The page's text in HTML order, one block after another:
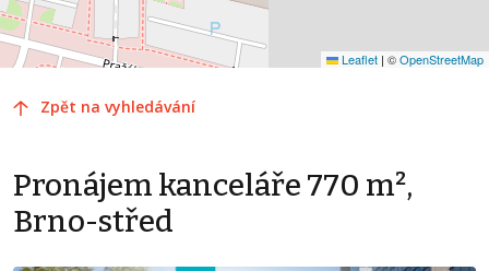
Leaflet | ©OpenStreetMap
Zpět na vyhledávání
Pronájem kanceláře 770 m²,
Brno-střed